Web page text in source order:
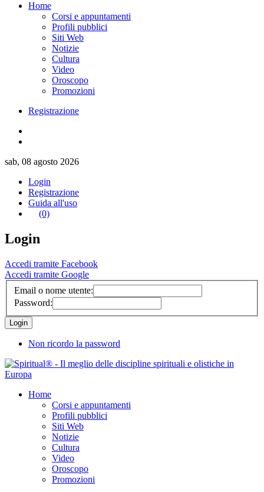
Home
Corsi e appuntamenti
Profili pubblici
Siti Web
Notizie
Cultura
Video
Oroscopo
Promozioni
Registrazione
sab, 08 agosto 2026
Login
Registrazione
Guida all'uso
(0)
Login
Accedi tramite Facebook
Accedi tramite Google
Email o nome utente:
Password:
Non ricordo la password
Home
Corsi e appuntamenti
Profili pubblici
Siti Web
Notizie
Cultura
Video
Oroscopo
Promozioni